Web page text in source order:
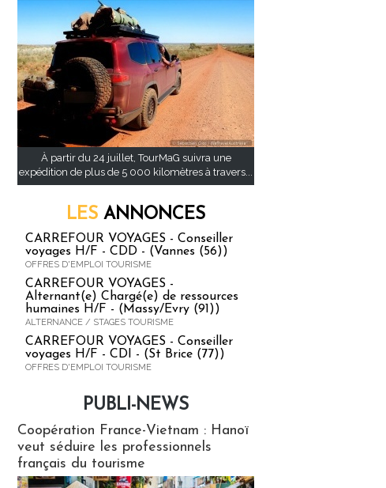
À partir du 24 juillet, TourMaG suivra une
expédition de plus de 5 000 kilomètres à travers...
LES ANNONCES
CARREFOUR VOYAGES - Conseiller
voyages H/F - CDD - (Vannes (56))
OFFRES D'EMPLOI TOURISME
CARREFOUR VOYAGES -
Alternant(e) Chargé(e) de ressources
humaines H/F - (Massy/Evry (91))
ALTERNANCE / STAGES TOURISME
CARREFOUR VOYAGES - Conseiller
voyages H/F - CDI - (St Brice (77))
OFFRES D'EMPLOI TOURISME
PUBLI-NEWS
Coopération France-Vietnam : Hanoï
veut séduire les professionnels
français du tourisme